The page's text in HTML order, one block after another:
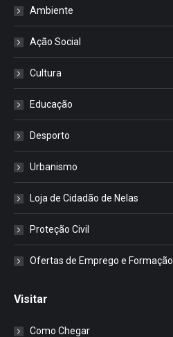
Ambiente
Ação Social
Cultura
Educação
Desporto
Urbanismo
Loja de Cidadão de Nelas
Proteção Civil
Ofertas de Emprego e Formação
Visitar
Como Chegar